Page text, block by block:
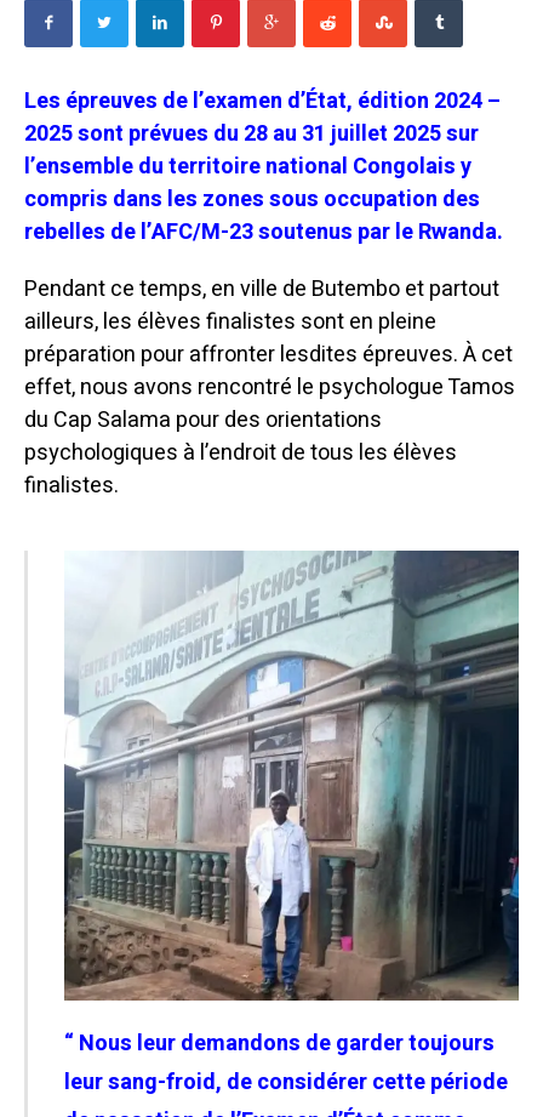
Les épreuves de l’examen d’État, édition 2024 –
2025 sont prévues du 28 au 31 juillet 2025 sur
l’ensemble du territoire national Congolais y
compris dans les zones sous occupation des
rebelles de l’AFC/M-23 soutenus par le Rwanda.
Pendant ce temps, en ville de Butembo et partout
ailleurs, les élèves finalistes sont en pleine
préparation pour affronter lesdites épreuves.À cet
effet, nous avons rencontré le psychologue Tamos
du Cap Salama pour des orientations
psychologiques à l’endroit de tous les élèves
finalistes.
“ Nous leur demandons de garder toujours
leur sang-froid, de considérer cette période